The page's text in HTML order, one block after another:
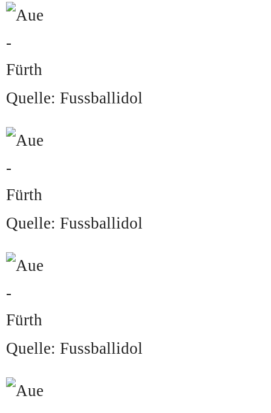
Quelle: Fussballidol
Quelle: Fussballidol
Quelle: Fussballidol